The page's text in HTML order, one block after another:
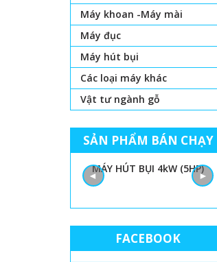
Máy khoan -Máy mài
Máy đục
Máy hút bụi
Các loại máy khác
Vật tư ngành gỗ
SẢN PHẨM BÁN CHẠY
MÁY HÚT BỤI 4kW (5HP)
◄ ►
FACEBOOK